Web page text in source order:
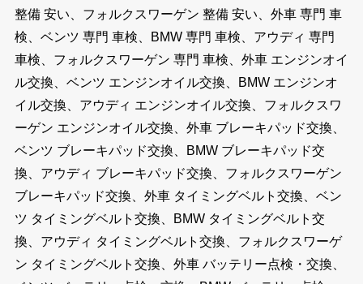
整備 安い、フォルクスワーゲン 整備 安い、外車 専門 車
検、ベンツ 専門 車検、BMW 専門 車検、アウディ 専門
車検、フォルクスワーゲン 専門 車検、外車 エンジンオイ
ル交換、ベンツ エンジンオイル交換、BMW エンジンオ
イル交換、アウディ エンジンオイル交換、フォルクスワ
ーゲン エンジンオイル交換、外車 ブレーキパッド交換、
ベンツ ブレーキパッド交換、BMW ブレーキパッド交
換、アウディ ブレーキパッド交換、フォルクスワーゲン
ブレーキパッド交換、外車 タイミングベルト交換、ベン
ツ タイミングベルト交換、BMW タイミングベルト交
換、アウディ タイミングベルト交換、フォルクスワーゲ
ン タイミングベルト交換、外車 バッテリー点検・交換、